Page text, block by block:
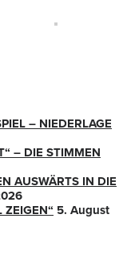
– NIEDERLAGE
– DIE STIMMEN
AUSWÄRTS IN DIE
5. August